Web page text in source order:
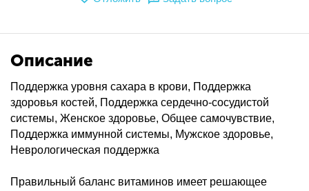
Описание
Поддержка уровня сахара в крови, Поддержка
здоровья костей, Поддержка сердечно-сосудистой
системы, Женское здоровье, Общее самочувствие,
Поддержка иммунной системы, Мужское здоровье,
Неврологическая поддержка
Правильный баланс витаминов имеет решающее